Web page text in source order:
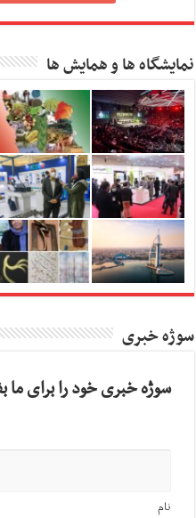
نمایشگاه ها و همایش ها
سوژه خبری
سوژه خبری خود را برای ما
نام